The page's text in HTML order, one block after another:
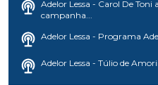
Adelor Lessa - Carol De Toni
campanha...
Adelor Lessa - Programa
Adelor Lessa - Túlio de